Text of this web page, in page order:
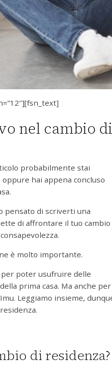
nel cambio di
probabilmente stai
hai appena concluso
pensato di scriverti una
di affrontare il tuo cambio
è molto importante.
poter usufruire delle
prima casa. Ma anche per
Leggiamo insieme,
di residenza?